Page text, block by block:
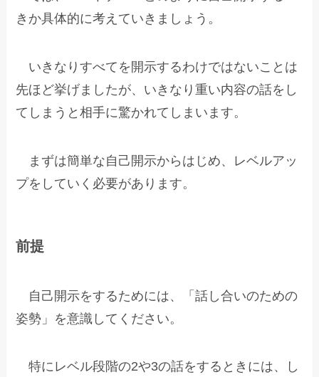
きか具体的に考えていきましょう。
いきなりすべてを開示するわけではないことは
先ほど挙げましたが、いきなり重い内容の話をし
てしまうと相手に驚かれてしまいます。
まずは簡単な自己開示からはじめ、レベルアッ
プをしていく必要があります。
前提
自己開示をするためには、「話し合いのための
姿勢」を意識してください。
特にレベル段階の2や3の話をするときには、し